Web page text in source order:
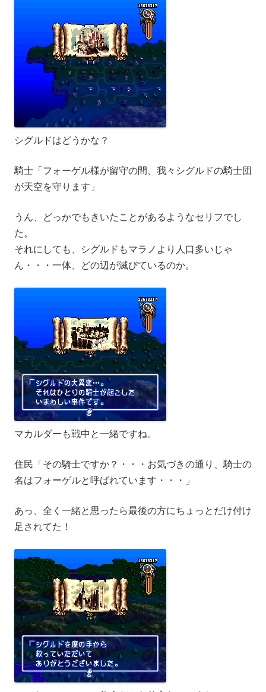
シグルドはどうかな？
騎士「フォーゲル様が留守の間、我々シグルドの騎士団
が天空を守ります」
うん、どっかでもきいたことがあるようなセリフでし
た。
それにしても、シグルドもマラノより人口多いじゃ
ん・・・一体、どの辺が滅びているのか。
マカルダーも戦中と一緒ですね。
住民「その騎士ですか？・・・お気づきの通り、騎士の
名はフォーゲルと呼ばれています・・・」
あっ、全く一緒と思ったら最後の方にちょっとだけ付け
足されてた！